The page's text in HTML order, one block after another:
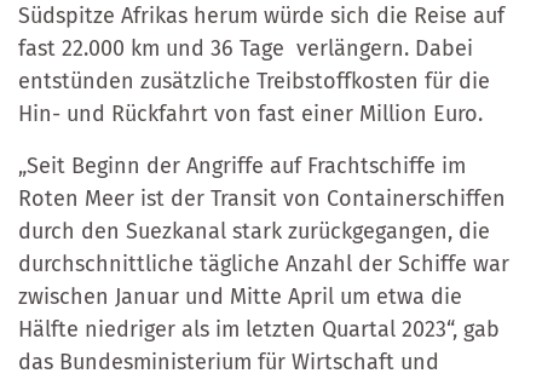
Südspitze Afrikas herum würde sich die Reise auf
fast 22.000 km und 36 Tage verlängern. Dabei
entstünden zusätzliche Treibstoffkosten für die
Hin- und Rückfahrt von fast einer Million Euro.
„Seit Beginn der Angriffe auf Frachtschiffe im
Roten Meer ist der Transit von Containerschiffen
durch den Suezkanal stark zurückgegangen, die
durchschnittliche tägliche Anzahl der Schiffe war
zwischen Januar und Mitte April um etwa die
Hälfte niedriger als im letzten Quartal 2023“, gab
das Bundesministerium für Wirtschaft und